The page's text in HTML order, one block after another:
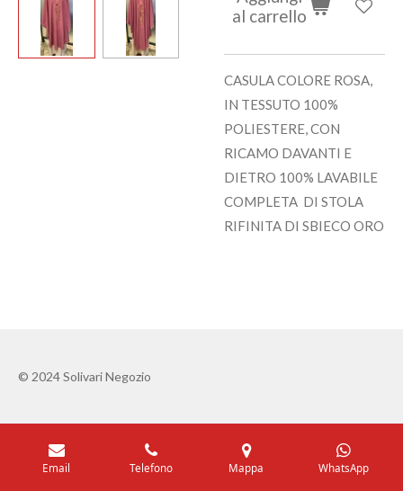
al carrello
CASULA COLORE ROSA,
IN TESSUTO 100%
POLIESTERE, CON
RICAMO DAVANTI E
DIETRO 100% LAVABILE
COMPLETA DI STOLA
RIFINITA DI SBIECO ORO
© 2024 Solivari Negozio
Email Telefono Mappa WhatsApp